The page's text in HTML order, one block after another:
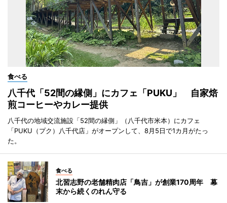
食べる
八千代「52間の縁側」にカフェ「PUKU」 自家焙
煎コーヒーやカレー提供
八千代の地域交流施設「52間の縁側」（八千代市米本）にカフェ
「PUKU（プク）八千代店」がオープンして、8月5日で1カ月がたっ
た。
食べる
北習志野の老舗精肉店「鳥吉」が創業170周年 幕
末から続くのれん守る